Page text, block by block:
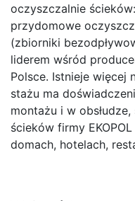
oczyszczalnie
przydomowe
(zbiorniki
liderem wśród
Polsce. Istnieje więcej
stażu ma
montażu i w
ścieków firmy
domach, hotelach,